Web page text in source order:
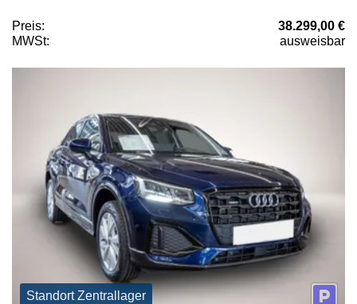
Preis:
38.299,00 €
MWSt:
ausweisbar
Standort Zentrallager